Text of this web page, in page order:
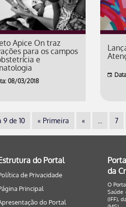
Apice On traz
para os campos
e
08/03/2018
9 de 10 « Primeira « 7
do Portal
de Privacidade
Principal
do Portal
da
O
Saúde
(IFF),